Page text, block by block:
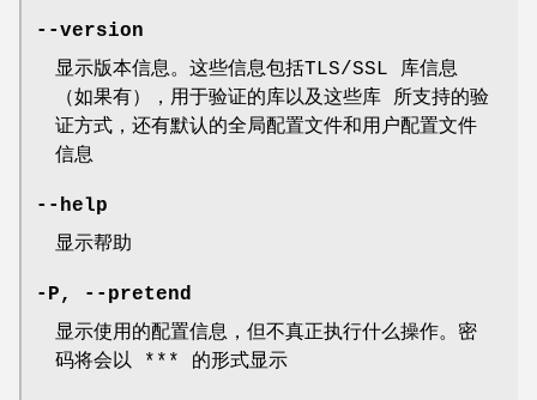
--version
显示版本信息。这些信息包括TLS/SSL 库信息
（如果有），用于验证的库以及这些库 所支持的验
证方式，还有默认的全局配置文件和用户配置文件
信息
--help
显示帮助
-P, --pretend
显示使用的配置信息，但不真正执行什么操作。密
码将会以 *** 的形式显示